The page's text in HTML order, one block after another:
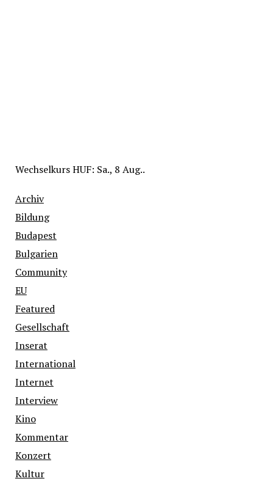
WechselkursHUF: Sa., 8 Aug..
Archiv
Bildung
Budapest
Bulgarien
Community
EU
Featured
Gesellschaft
Inserat
International
Internet
Interview
Kino
Kommentar
Konzert
Kultur